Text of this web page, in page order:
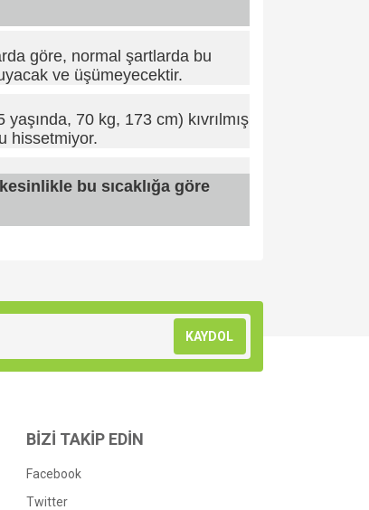
göre, normal şartlarda bu
ve üşümeyecektir.
70 kg, 173 cm) kıvrılmış
hissetmiyor.
bu sıcaklığa göre
KAYDOL
BİZİ TAKİP EDİN
Facebook
Twitter